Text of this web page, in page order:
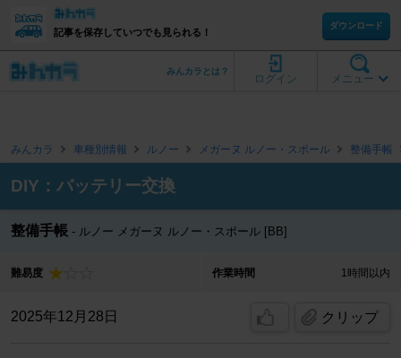
記事を保存していつでも見られる！
ダウンロード
メニュー
ログイン
みんカラとは？
みんカラ 車種別情報 ルノー メガーヌ ルノー・スポール 整備手帳
DIY：バッテリー交換
整備手帳 ルノー メガーヌ ルノー・スポール [BB]
難易度 作業時間 1時間以内
2025年12月28日 クリップ